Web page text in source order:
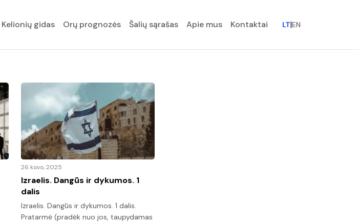
Kelionių gidas Orų prognozės Šalių sąrašas Apie mus Kontaktai LT|EN
26 kovo, 2025
Izraelis. Dangūs ir dykumos. 1
dalis
Izraelis. Dangūs ir dykumos. 1 dalis.
Pratarmė (pradėk nuo jos, taupydamas